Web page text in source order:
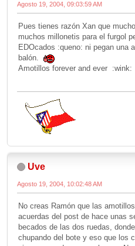
Agosto 19, 2004, 09:03:59 AM
Pues tienes razón Xan que
muchos millonetis para el furgol
EDOcados :queno: ni pegan una
balón.
Amotillos forever and ever :wink:
Uve
Agosto 19, 2004, 10:02:48 AM
No creas Ramón que las
acuerdas del post de hace unas
becados de las dos ruedas,
chupando del bote y eso que los